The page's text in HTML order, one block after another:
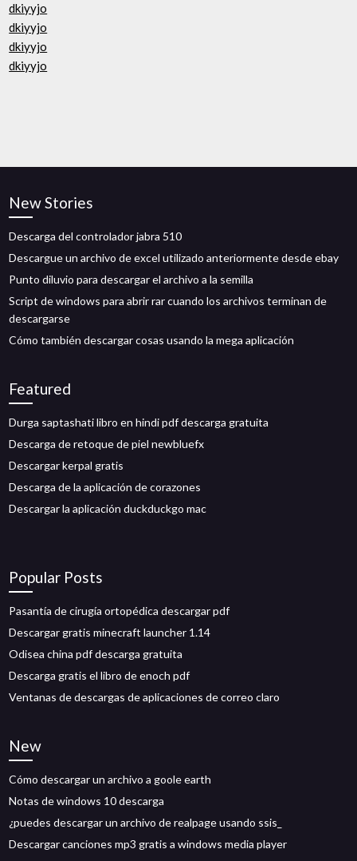
dkiyyjo
dkiyyjo
dkiyyjo
dkiyyjo
New Stories
Descarga del controlador jabra 510
Descargue un archivo de excel utilizado anteriormente desde ebay
Punto diluvio para descargar el archivo a la semilla
Script de windows para abrir rar cuando los archivos terminan de
descargarse
Cómo también descargar cosas usando la mega aplicación
Featured
Durga saptashati libro en hindi pdf descarga gratuita
Descarga de retoque de piel newbluefx
Descargar kerpal gratis
Descarga de la aplicación de corazones
Descargar la aplicación duckduckgo mac
Popular Posts
Pasantía de cirugía ortopédica descargar pdf
Descargar gratis minecraft launcher 1.14
Odisea china pdf descarga gratuita
Descarga gratis el libro de enoch pdf
Ventanas de descargas de aplicaciones de correo claro
New
Cómo descargar un archivo a goole earth
Notas de windows 10 descarga
¿puedes descargar un archivo de realpage usando ssis_
Descargar canciones mp3 gratis a windows media player